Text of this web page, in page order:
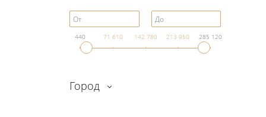
440 71 610 142 780 213 950 285 120
Город